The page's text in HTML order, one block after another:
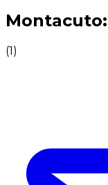
Esperienze
(1)